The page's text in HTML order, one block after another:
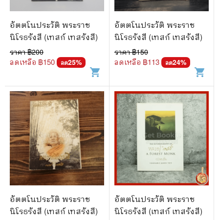
อัตตโนประวัติ พระราช
นิโรธรังสี (เทสก์ เทสรังสี)
ราคา ฿200
ลดเหลือ ฿150 ลด25%
shopping_cart
อัตตโนประวัติ พระราช
นิโรธรังสี (เทสก์ เทสรังสี)
ราคา ฿150
ลดเหลือ ฿113 ลด24%
shopping_cart
อัตตโนประวัติ พระราช
นิโรธรังสี (เทสก์ เทสรังสี)
อัตตโนประวัติ พระราช
นิโรธรังสี (เทสก์ เทสรังสี)